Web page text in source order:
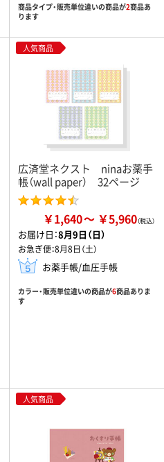
商品タイプ・販売単位違いの商品が2商品あ
ります
人気商品
広済堂ネクスト ninaお薬手
帳（wall paper） 32ページ
￥1,640 ￥5,960
お届け日：8月9日（日）
お急ぎ便：8月8日（土）
お薬手帳/血圧手帳
カラー・販売単位違いの商品が6商品ありま
す
人気商品